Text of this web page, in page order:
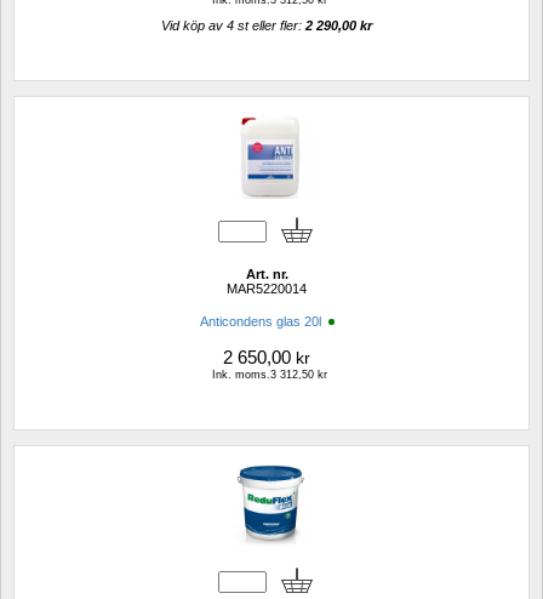
Vid köp av 4 st eller fler: 2 290,00 kr
Art. nr.
MAR5220014
Anticondens glas 20l
2 650,00 kr
Ink. moms.3 312,50 kr